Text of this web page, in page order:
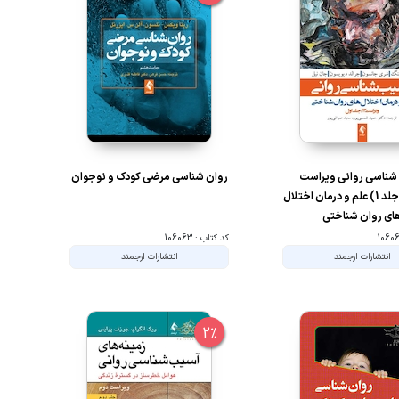
زیاد و بر اساس تحقیقات علمی نوشته شده‌اند. این
درمانی هستند که به دانشجویان و متخصصان کمک
استفاده از رویکردهای اخلاقی در درمان تأکید دارند و
بیماران داشته باشند.
روانی ویراست
سیزدهم (جلد 1) علم و درمان اختلال
روان شناختی
انتشارات ارجمند
روان شناسی مرضی کودک و نوجوان
کد کتاب : 106063
انتشارات ارجمند
2%